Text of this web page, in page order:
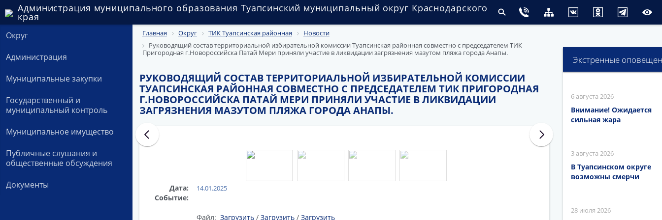
Администрация муниципального образования Туапсинский муниципальный округ Краснодарского
края
Округ
Администрация
Муниципальные закупки
Государственный и
муниципальный контроль
Муниципальное имущество
Публичные слушания и
общественные обсуждения
Документы
Главная Округ ТИК Туапсинская районная
Новости
Руководящий состав территориальной избирательной комиссии Туапсинская районная совместно с председателем ТИК
Пригородная г.Новороссийска Патай Мери приняли участие в ликвидации загрязнения мазутом пляжа города Анапы.
РУКОВОДЯЩИЙ СОСТАВ ТЕРРИТОРИАЛЬНОЙ ИЗБИРАТЕЛЬНОЙ КОМИССИИ
ТУАПСИНСКАЯ РАЙОННАЯ СОВМЕСТНО С ПРЕДСЕДАТЕЛЕМ ТИК ПРИГОРОДНАЯ
Г.НОВОРОССИЙСКА ПАТАЙ МЕРИ ПРИНЯЛИ УЧАСТИЕ В ЛИКВИДАЦИИ
ЗАГРЯЗНЕНИЯ МАЗУТОМ ПЛЯЖА ГОРОДА АНАПЫ.
Дата: 14.01.2025
Событие:
Файл: Загрузить/ Загрузить/ Загрузить
Экстренные
6 августа 2026
Внимание! Ожидается
сильная жара
3 августа 2026
В Туапсинском округе
возможны смерчи
28 июля 2026